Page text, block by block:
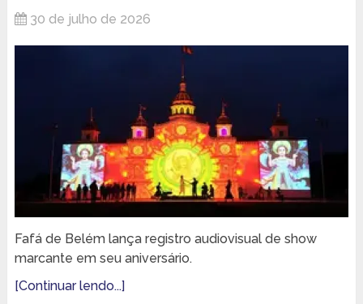
30 de julho de 2026
Fafá de Belém lança registro audiovisual de show
marcante em seu aniversário.
[Continuar lendo...]